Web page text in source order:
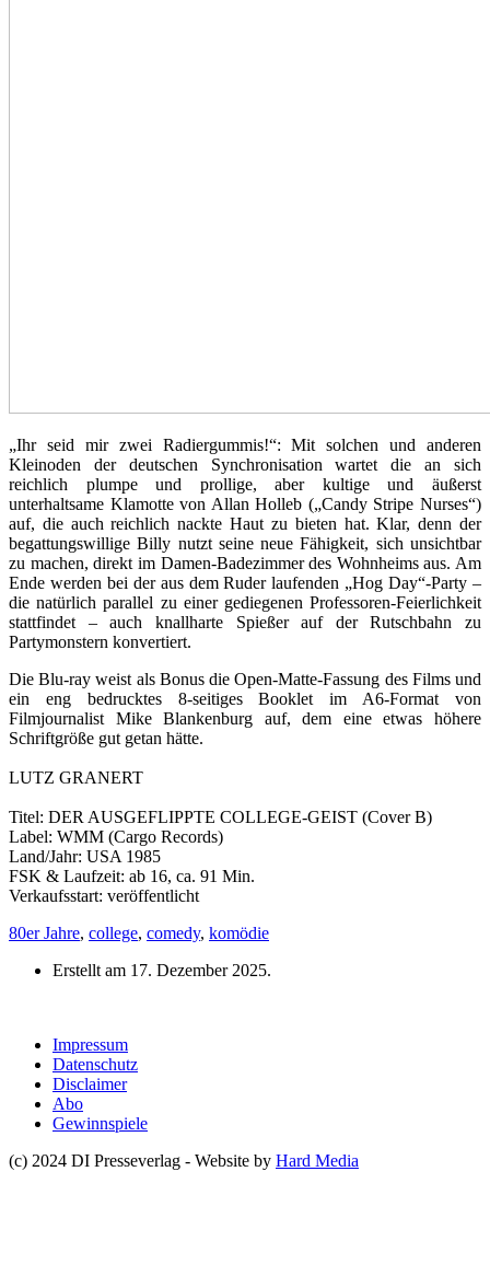
„Ihr seid mir zwei Radiergummis!“: Mit solchen und anderen
Kleinoden der deutschen Synchronisation wartet die an sich
reichlich plumpe und prollige, aber kultige und äußerst
unterhaltsame Klamotte von Allan Holleb („Candy Stripe Nurses“)
auf, die auch reichlich nackte Haut zu bieten hat. Klar, denn der
begattungswillige Billy nutzt seine neue Fähigkeit, sich unsichtbar
zu machen, direkt im Damen-Badezimmer des Wohnheims aus. Am
Ende werden bei der aus dem Ruder laufenden „Hog Day“-Party –
die natürlich parallel zu einer gediegenen Professoren-Feierlichkeit
stattfindet – auch knallharte Spießer auf der Rutschbahn zu
Partymonstern konvertiert.
Die Blu-ray weist als Bonus die Open-Matte-Fassung des Films und
ein eng bedrucktes 8-seitiges Booklet im A6-Format von
Filmjournalist Mike Blankenburg auf, dem eine etwas höhere
Schriftgröße gut getan hätte.
LUTZ GRANERT
Titel: DER AUSGEFLIPPTE COLLEGE-GEIST (Cover B)
Label: WMM (Cargo Records)
Land/Jahr: USA 1985
FSK & Laufzeit: ab 16, ca. 91 Min.
Verkaufsstart: veröffentlicht
80er Jahre, college, comedy, komödie
Erstellt am 17. Dezember 2025.
Impressum
Datenschutz
Disclaimer
Abo
Gewinnspiele
(c) 2024 DI Presseverlag - Website by Hard Media